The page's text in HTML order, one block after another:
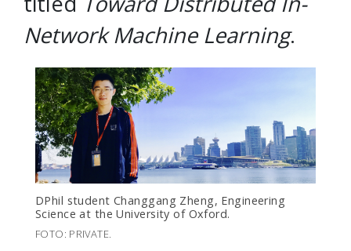
Network Machine Learning.
DPhil student Changgang Zheng, Engineering
Science at the University of Oxford.
FOTO: PRIVATE.